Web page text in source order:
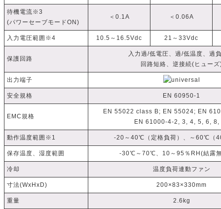
待機電流※3
(パワーセーブモードON)
＜0.1A ＜0.06A
入力電圧範囲※4 10.5～16.5Vdc 21～33Vdc
保護回路
入力過/低電圧、過/低温度、過
回路短絡、逆接続(ヒュー
出力端子
安全規格 EN 60950-1
EMC規格
EN 55022 class B; EN 55024; EN
EN 61000-4-2, 3, 4, 5, 6, 8,
動作温度範囲※1 -20～40℃（定格負荷）、～60℃（
保存温度、湿度範囲 -30℃～70℃、10～95％RH(結露
冷却 温度負荷連動ファン
寸法(WxHxD) 200×83×330mm
重量 2.6kg